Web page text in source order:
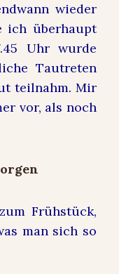
wieder
ich überhaupt
Uhr wurde
Tautreten
teilnahm. Mir
vor, als noch
Frühstück,
man sich so